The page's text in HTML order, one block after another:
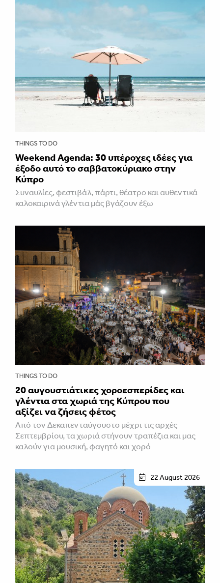
THINGS TO DO
Weekend Agenda: 30 υπέροχες ιδέες για
έξοδο αυτό το σαββατοκύριακο στην
Κύπρο
Συναυλίες, φεστιβάλ, πάρτι, θέατρο και αυθεντικά
καλοκαιρινά γλέντια μάς βγάζουν έξω
THINGS TO DO
20 αυγουστιάτικες χοροεσπερίδες και
γλέντια στα χωριά της Κύπρου που
αξίζει να ζήσεις φέτος
Από τον Δεκαπενταύγουστο μέχρι τις αρχές
Σεπτεμβρίου, τα χωριά στήνουν τραπέζια και μας
καλούν για μουσική, φαγητό και χορό
22 August 2026